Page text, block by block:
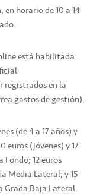
horario de 10 a 14
está habilitada
registrados en la
gastos de gestión).
(de 4 a 17 años) y
euros (jóvenes) y 17
12 euros
Media Lateral; y 15
Grada Baja Lateral.